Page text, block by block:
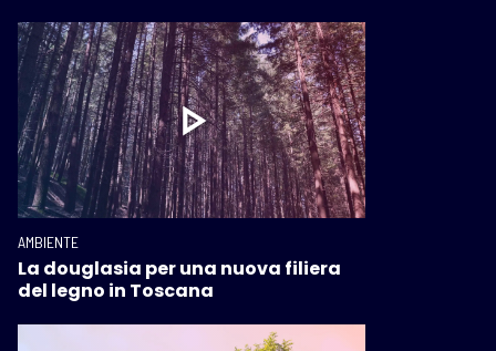
AMBIENTE
La douglasia per una nuova filiera
del legno in Toscana